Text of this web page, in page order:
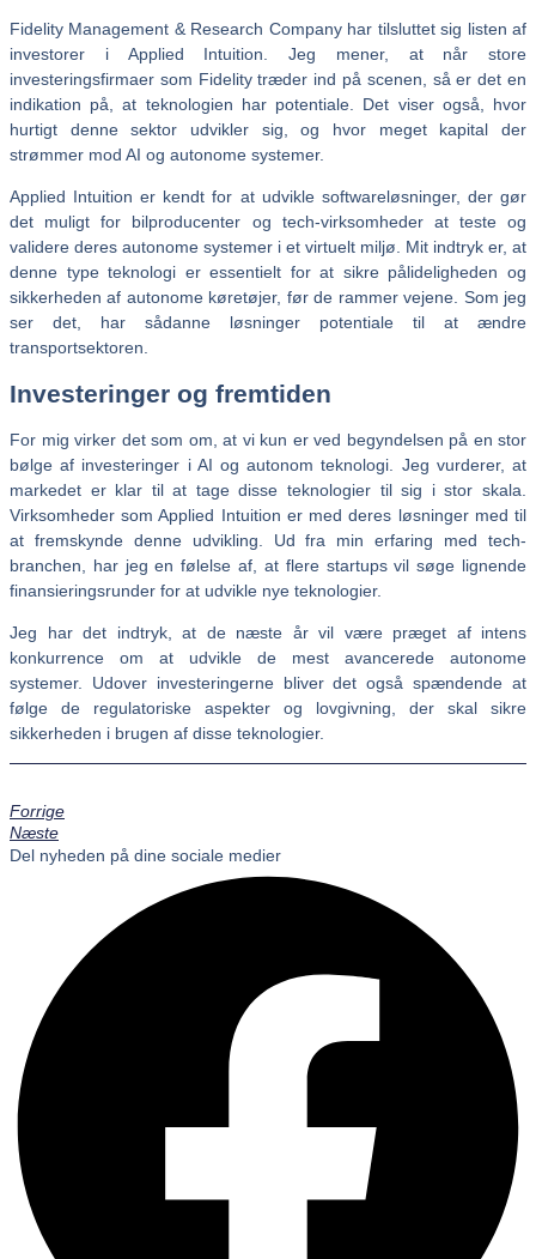
Fidelity Management & Research Company har tilsluttet sig listen af
investorer i Applied Intuition. Jeg mener, at når store
investeringsfirmaer som Fidelity træder ind på scenen, så er det en
indikation på, at teknologien har potentiale. Det viser også, hvor
hurtigt denne sektor udvikler sig, og hvor meget kapital der
strømmer mod AI og autonome systemer.
Applied Intuition er kendt for at udvikle softwareløsninger, der gør
det muligt for bilproducenter og tech-virksomheder at teste og
validere deres autonome systemer i et virtuelt miljø. Mit indtryk er, at
denne type teknologi er essentielt for at sikre pålideligheden og
sikkerheden af autonome køretøjer, før de rammer vejene. Som jeg
ser det, har sådanne løsninger potentiale til at ændre
transportsektoren.
Investeringer og fremtiden
For mig virker det som om, at vi kun er ved begyndelsen på en stor
bølge af investeringer i AI og autonom teknologi. Jeg vurderer, at
markedet er klar til at tage disse teknologier til sig i stor skala.
Virksomheder som Applied Intuition er med deres løsninger med til
at fremskynde denne udvikling. Ud fra min erfaring med tech-
branchen, har jeg en følelse af, at flere startups vil søge lignende
finansieringsrunder for at udvikle nye teknologier.
Jeg har det indtryk, at de næste år vil være præget af intens
konkurrence om at udvikle de mest avancerede autonome
systemer. Udover investeringerne bliver det også spændende at
følge de regulatoriske aspekter og lovgivning, der skal sikre
sikkerheden i brugen af disse teknologier.
Forrige
Næste
Del nyheden på dine sociale medier